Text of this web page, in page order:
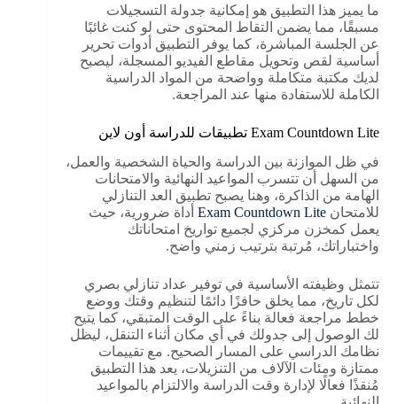
ما يميز هذا التطبيق هو إمكانية جدولة التسجيلات
مسبقًا، مما يضمن التقاط المحتوى حتى لو كنت غائبًا
عن الجلسة المباشرة، كما يوفر التطبيق أدوات تحرير
أساسية لقص وتحويل مقاطع الفيديو المسجلة، ليصبح
لديك مكتبة متكاملة وواضحة من المواد الدراسية
الكاملة للاستفادة منها عند المراجعة.
Exam Countdown Lite تطبيقات للدراسة أون لاين
في ظل الموازنة بين الدراسة والحياة الشخصية والعمل،
من السهل أن تتسرب المواعيد النهائية والامتحانات
الهامة من الذاكرة، وهنا يصبح تطبيق العد التنازلي
للامتحان Exam Countdown Lite أداة ضرورية، حيث
يعمل كمخزن مركزي لجميع تواريخ امتحاناتك
واختباراتك، مُرتبة بترتيب زمني واضح.
تتمثل وظيفته الأساسية في توفير عداد تنازلي بصري
لكل تاريخ، مما يخلق حافزًا دائمًا لتنظيم وقتك ووضع
خطط مراجعة فعالة بناءً على الوقت المتبقي، كما يتيح
لك الوصول إلى جدولك في أي مكان أثناء التنقل، ليظل
نظامك الدراسي على المسار الصحيح. مع تقييمات
ممتازة ومئات الآلاف من التنزيلات، يعد هذا التطبيق
مُنقذًا فعالًا لإدارة وقت الدراسة والالتزام بالمواعيد